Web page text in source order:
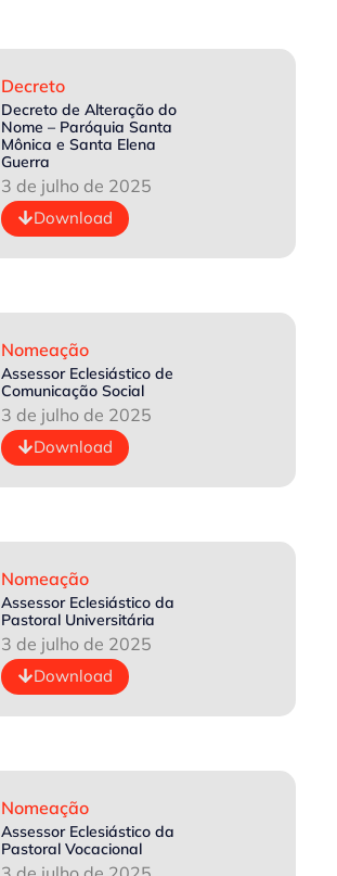
Decreto
Decreto de Alteração do
Nome – Paróquia Santa
Mônica e Santa Elena
Guerra
3 de julho de 2025
Download
Nomeação
Assessor Eclesiástico de
Comunicação Social
3 de julho de 2025
Download
Nomeação
Assessor Eclesiástico da
Pastoral Universitária
3 de julho de 2025
Download
Nomeação
Assessor Eclesiástico da
Pastoral Vocacional